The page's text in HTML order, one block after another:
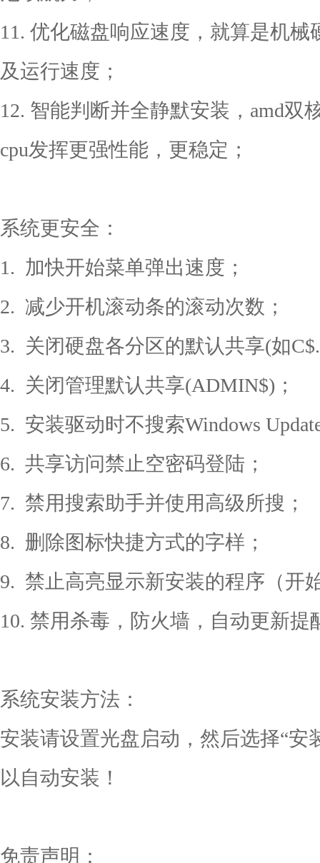
11. 优化磁盘响应速度，就算是机
及运行速度；
12. 智能判断并全静默安装，amd双
cpu发挥更强性能，更稳定；
系统更安全：
1. 加快开始菜单弹出速度；
2. 减少开机滚动条的滚动次数；
3. 关闭硬盘各分区的默认共享(如
4. 关闭管理默认共享(ADMIN$)；
5. 安装驱动时不搜索Windows
6. 共享访问禁止空密码登陆；
7. 禁用搜索助手并使用高级所搜；
8. 删除图标快捷方式的字样；
9. 禁止高亮显示新安装的程序（开
10. 禁用杀毒，防火墙，自动更新提
系统安装方法：
安装请设置光盘启动，然后选择“安
以自动安装！
免责声明：